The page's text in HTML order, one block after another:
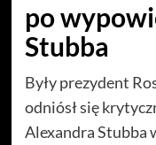
po
Stubba
Były prezydent
odniósł się
Alexandra Stubba